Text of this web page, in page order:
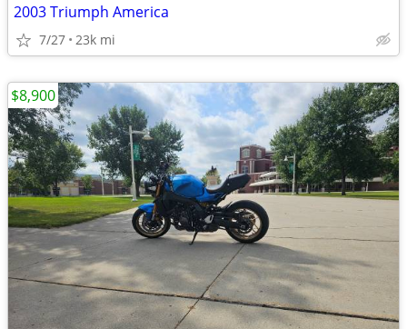
2003 Triumph America
7/27 23k mi
$8,900